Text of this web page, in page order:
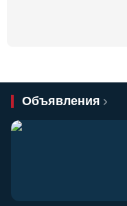
Объявления